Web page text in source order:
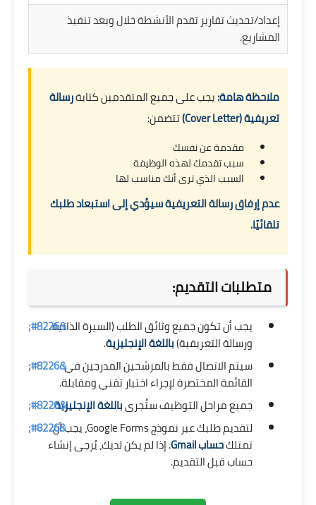
إعداد/تحديث تقارير تقدم الأنشطة خلال وبعد تنفيذ
المشاريع.
ملاحظة هامة:يجب على جميع المتقدمين كتابةرسالة
تعريفية (Cover Letter)
تتضمن:
مقدمة عن نفسك
سبب تقدمك لهذه الوظيفة
السبب الذي ترى أنك مناسب لها
عدم إرفاق رسالة التعريفية سيؤدي إلى استبعاد طلبك
تلقائيًا.
متطلبات التقديم:
يجب أن تكون جميع وثائق الطلب (السيرة الذاتية
ورسالة التعريفية)باللغة الإنجليزية.
سيتم الاتصال فقط بالمرشحين المدرجين في
القائمة المختصرة لإجراء اختبار تقني ومقابلة.
جميع مراحل التوظيف ستُجرىباللغة الإنجليزية.
لتقديم طلبك عبر نموذج Google Forms، يجب أن
تمتلكحساب Gmail
. إذا لم يكن لديك، يُرجى إنشاء
حساب قبل التقديم.